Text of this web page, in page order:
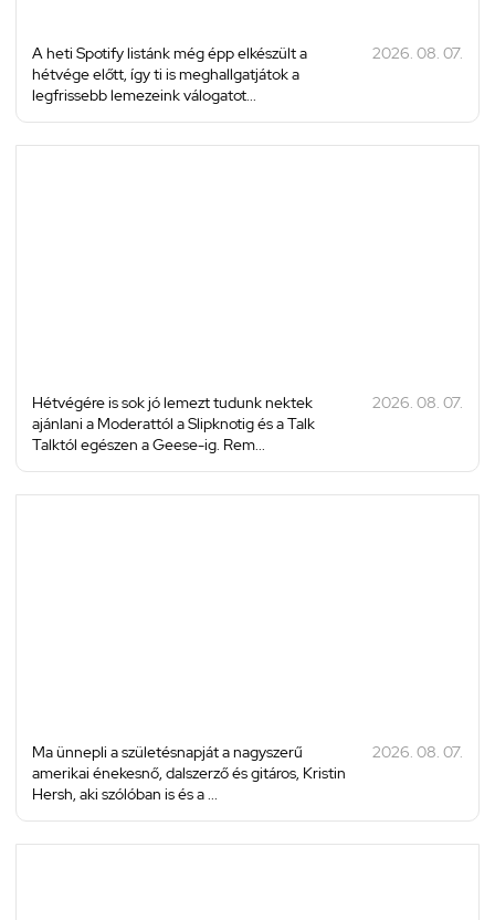
A heti Spotify listánk még épp elkészült a
hétvége előtt, így ti is meghallgatjátok a
legfrissebb lemezeink válogatot...
2026. 08. 07.
Hétvégére is sok jó lemezt tudunk nektek
ajánlani a Moderattól a Slipknotig és a Talk
Talktól egészen a Geese-ig. Rem...
2026. 08. 07.
Ma ünnepli a születésnapját a nagyszerű
amerikai énekesnő, dalszerző és gitáros, Kristin
Hersh, aki szólóban is és a ...
2026. 08. 07.